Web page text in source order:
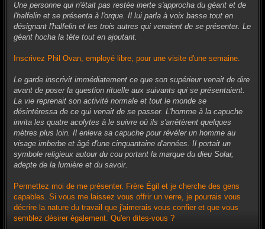
Une personne qui n'était pas restée inerte s'approcha du géant et de
l'halfelin et se présenta à l'orque. Il lui parla à voix basse tout en
désignant l'halfelin et les trois autres qui venaient de se présenter. Le
géant hocha la tête tout en ajoutant.
Inscrivez Phil Ovan, employé libre, pour une visite d'une semaine.
Le garde inscrivit immédiatement ce que son supérieur venait de dire
avant de poser la question rituelle aux suivants qui se présentaient.
La vie reprenait son activité normale et tout le monde se
désintéressa de ce qui venait de se passer. L'homme à la capuche
invita les quatre acolytes à le suivre où ils s'arrêtèrent quelques
mètres plus loin. Il enleva sa capuche pour révéler un homme au
visage imberbe et âgé d'une cinquantaine d'années. Il portait un
symbole religieux autour du cou portant la marque du dieu Solar,
adepte de la lumière et du savoir.
Permettez moi de me présenter. Frère Égil et je cherche des gens
capables. Si vous me laissez vous offrir un verre, je pourrais vous
décrire la nature du travail que j'aimerais vous confier et que vous
semblez désirer également. Qu'en dites-vous ?